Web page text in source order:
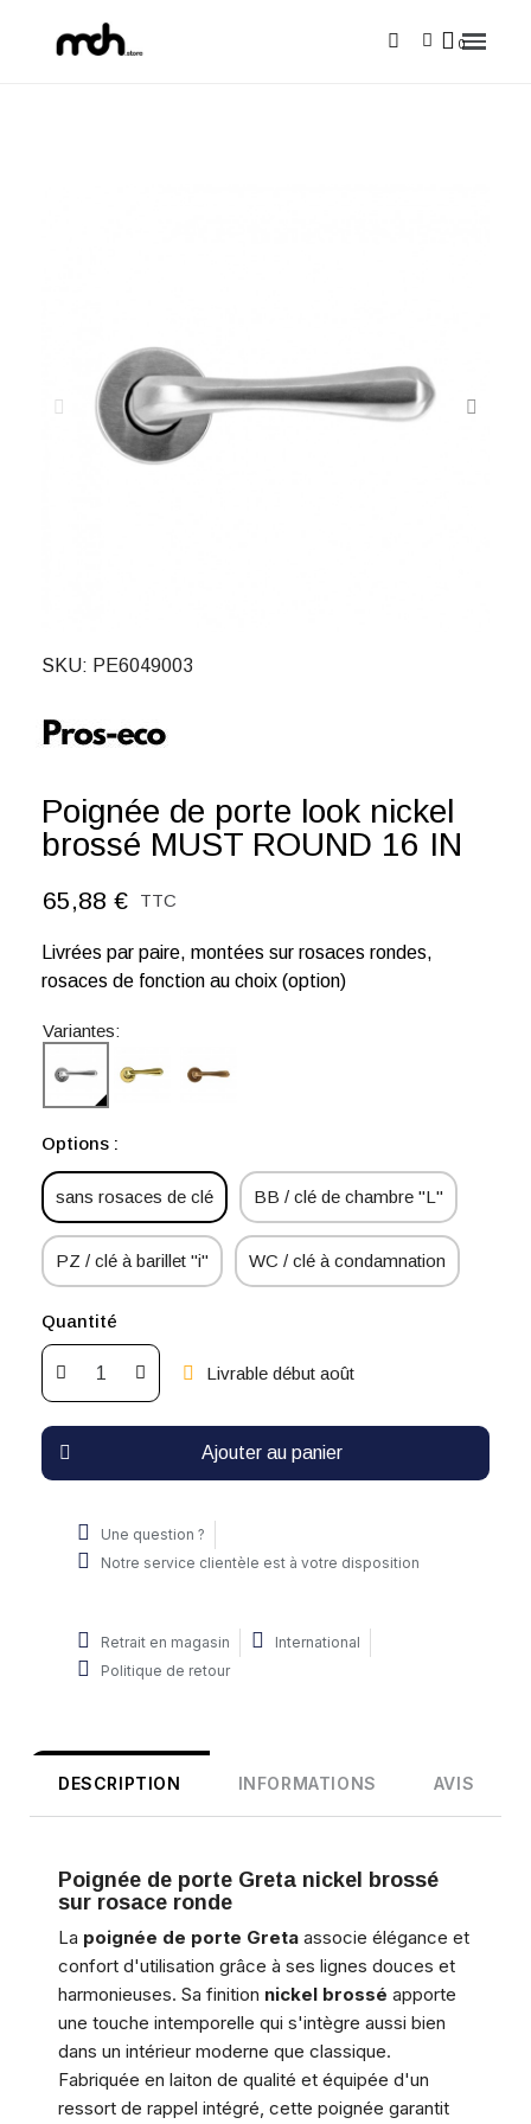
SKU PE6049003
Poignée de porte look nickel
brossé MUST ROUND 16 IN
65,88 € TTC
Livrées par paire, montées sur rosaces rondes,
rosaces de fonction au choix (option)
Variantes:
Options :
sans rosaces de clé BB / clé de chambre "L"
PZ / clé à barillet "i" WC / clé à condamnation
Quantité
Livrable début août
Ajouter au panier
Une question ?
Notre service clientèle est à votre disposition
Retrait en magasin
International
Politique de retour
DESCRIPTION INFORMATIONS AVIS
Poignée de porte Greta nickel brossé
sur rosace ronde
La poignée de porte Greta associe élégance et
confort d'utilisation grâce à ses lignes douces et
harmonieuses. Sa finition nickel brossé apporte
une touche intemporelle qui s'intègre aussi bien
dans un intérieur moderne que classique.
Fabriquée en laiton de qualité et équipée d'un
ressort de rappel intégré, cette poignée garantit